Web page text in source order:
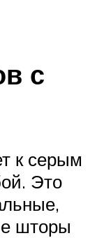
с
к серым
Это
шторы